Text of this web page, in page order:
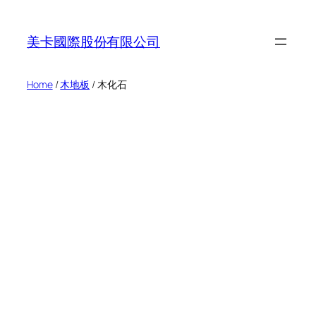
content
美卡國際股份有限公司
Home/木地板 / 木化石